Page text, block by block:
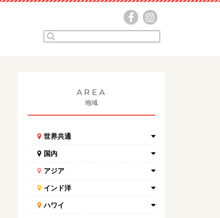
AREA
地域
世界共通
国内
アジア
インド洋
ハワイ